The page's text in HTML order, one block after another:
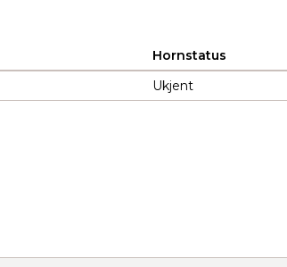
Hornstatus
Ukjent